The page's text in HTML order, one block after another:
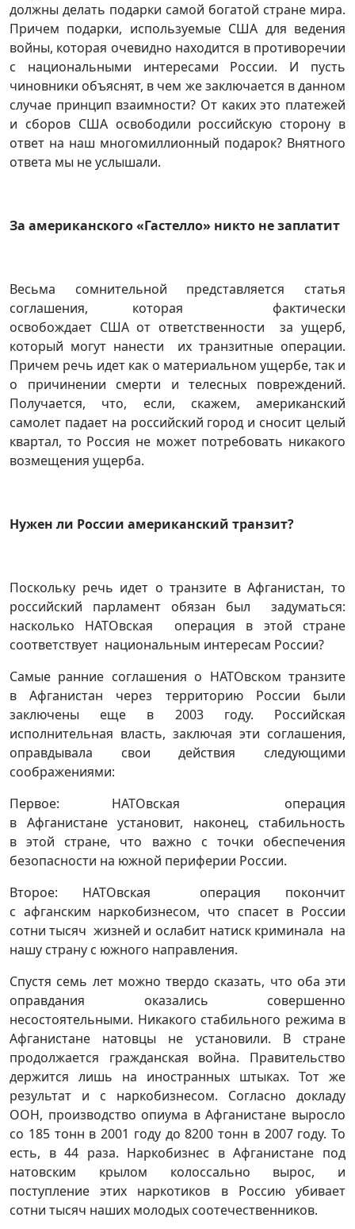
должны делать подарки самой богатой стране мира.
Причем подарки, используемые США для ведения
войны, которая очевидно находится в противоречии
с национальными интересами России. И пусть
чиновники объяснят, в чем же заключается в данном
случае принцип взаимности? От каких это платежей
и сборов США освободили российскую сторону в
ответ на наш многомиллионный подарок? Внятного
ответа мы не услышали.
За американского «Гастелло» никто не заплатит
Весьма сомнительной представляется статья
соглашения, которая фактически
освобождает США от ответственности за ущерб,
который могут нанести их транзитные операции.
Причем речь идет как о материальном ущербе, так и
о причинении смерти и телесных повреждений.
Получается, что, если, скажем, американский
самолет падает на российский город и сносит целый
квартал, то Россия не может потребовать никакого
возмещения ущерба.
Нужен ли России американский транзит?
Поскольку речь идет о транзите в Афганистан, то
российский парламент обязан был задуматься:
насколько НАТОвская операция в этой стране
соответствует национальным интересам России?
Самые ранние соглашения о НАТОвском транзите
в Афганистан через территорию России были
заключены еще в 2003 году. Российская
исполнительная власть, заключая эти соглашения,
оправдывала свои действия следующими
соображениями:
Первое: НАТОвская операция
в Афганистане установит, наконец, стабильность
в этой стране, что важно с точки обеспечения
безопасности на южной периферии России.
Второе: НАТОвская операция покончит
с афганским наркобизнесом, что спасет в России
сотни тысяч жизней и ослабит натиск криминала на
нашу страну с южного направления.
Спустя семь лет можно твердо сказать, что оба эти
оправдания оказались совершенно
несостоятельными. Никакого стабильного режима в
Афганистане натовцы не установили. В стране
продолжается гражданская война. Правительство
держится лишь на иностранных штыках. Тот же
результат и с наркобизнесом. Согласно докладу
ООН, производство опиума в Афганистане выросло
со 185 тонн в 2001 году до 8200 тонн в 2007 году. То
есть, в 44 раза. Наркобизнес в Афганистане под
натовским крылом колоссально вырос, и
поступление этих наркотиков в Россию убивает
сотни тысяч наших молодых соотечественников.